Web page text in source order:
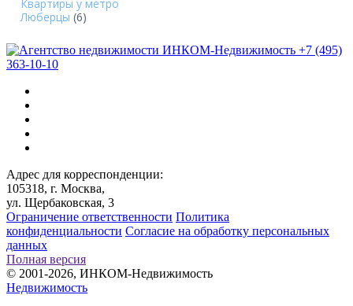
Квартиры у метро
Люберцы (6)
+7 (495)
363-10-10
Адрес для корреспонденции:
105318, г. Москва,
ул. Щербаковская, 3
Ограничение ответственности Политика
конфиденциальности Согласие на обработку персональных
данных
Полная версия
© 2001-2026, ИНКОМ-Недвижимость
Недвижимость